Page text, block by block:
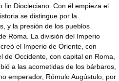
fin Diocleciano. Con él empieza el
se distingue por la
y la presión de los pueblos
Roma. La división del Imperio
el Imperio de Oriente, con
de Occidente, con capital en Roma,
a las acometidas de los bárbaros,
emperador, Rómulo Augústulo, por